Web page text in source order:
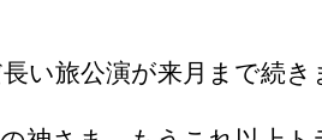
い旅公演が来月まで続き